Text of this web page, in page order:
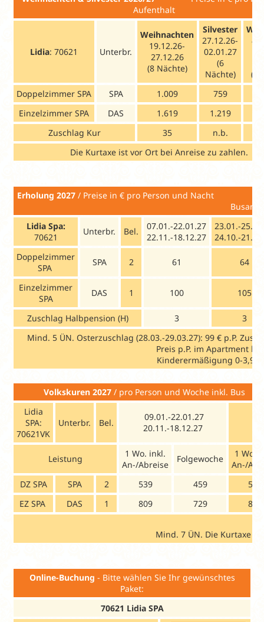
Aufenthalt
Lidia: 70621 Unterbr.
Weihnachten
19.12.26-
27.12.26
(8 Nächte)
Silvester
27.12.26-
02.01.27
(6
Nächte)
&
Doppelzimmer SPA
SPA 1.009 759
Einzelzimmer SPA
DAS 1.619 1.219
Zuschlag Kur
35
n.b.
Die Kurtaxe ist vor Ort bei Anreise zu zahlen.
Erholung 2027/ Preise in €
Busanreise:
Lidia Spa:
70621
Unterbr. Bel.
07.01.-22.01.27
22.11.-18.12.27
23.01.-
24.10.-
Doppelzimmer
SPA
SPA 2 61 64
Einzelzimmer
SPA
DAS 1 100 105
Zuschlag Halbpension (H) 3
3
Mind. 5 ÜN. Osterzuschlag (28.03.-29.03.27): 99 € p.P.
Preis p.P. im Apartment
Kinderermäßigung 0-3,99
Volkskuren 2027 / pro Person
Lidia
SPA:
70621VK
Unterbr. Bel.
09.01.-22.01.27
20.11.-18.12.27
Leistung
1 Wo. inkl.
An-/Abreise
Folgewoche
1 Wo.
An-/
DZ SPA
SPA 2 539 459
559
EZ SPA
DAS 1 809 729 839
Mind. 7 ÜN. Die Kurtaxe
Online-Buchung - Bitte wählen Sie Ihr gewünschtes
Paket:
70621 Lidia SPA